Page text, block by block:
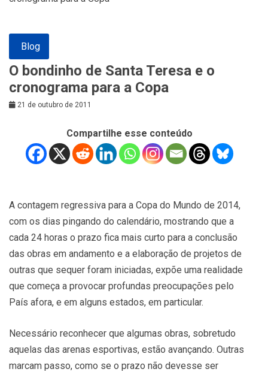
Blog
O bondinho de Santa Teresa e o
cronograma para a Copa
21 de outubro de 2011
Compartilhe esse conteúdo
A contagem regressiva para a Copa do Mundo de 2014,
com os dias pingando do calendário, mostrando que a
cada 24 horas o prazo fica mais curto para a conclusão
das obras em andamento e a elaboração de projetos de
outras que sequer foram iniciadas, expõe uma realidade
que começa a provocar profundas preocupações pelo
País afora, e em alguns estados, em particular.
Necessário reconhecer que algumas obras, sobretudo
aquelas das arenas esportivas, estão avançando. Outras
marcam passo, como se o prazo não devesse ser